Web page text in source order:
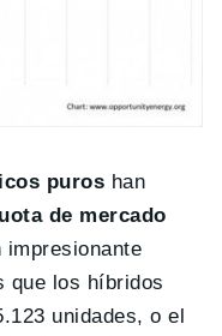
puros han
de mercado
que los híbridos
unidades, o el